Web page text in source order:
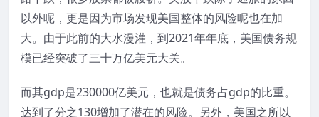
以外呢，更是因为市场发现美国整体的风险呢也在加
大。由于此前的大水漫灌，到2021年年底，美国债务规
模已经突破了三十万亿美元大关。
而其gdp是230000亿美元，也就是债务占gdp的比重。
达到了分之130增加了潜在的风险。另外，美国之所以